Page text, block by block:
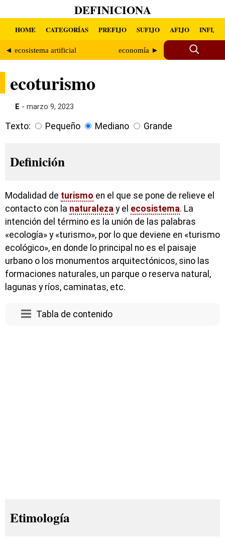
DEFINICIONA
HOME CATEGORÍAS PREFIJO SUFIJO AFIJO INFIJO
◄ ecosistema artificial economía ►
ecoturismo
E - marzo 9, 2023
Texto: Pequeño Mediano Grande
Definición
Modalidad de turismo en el que se pone de relieve el
contacto con la naturaleza y el ecosistema. La
intención del término es la unión de las palabras
«ecología» y «turismo», por lo que deviene en «turismo
ecológico», en donde lo principal no es el paisaje
urbano o los monumentos arquitectónicos, sino las
formaciones naturales, un parque o reserva natural,
lagunas y ríos, caminatas, etc.
Tabla de contenido
Etimología